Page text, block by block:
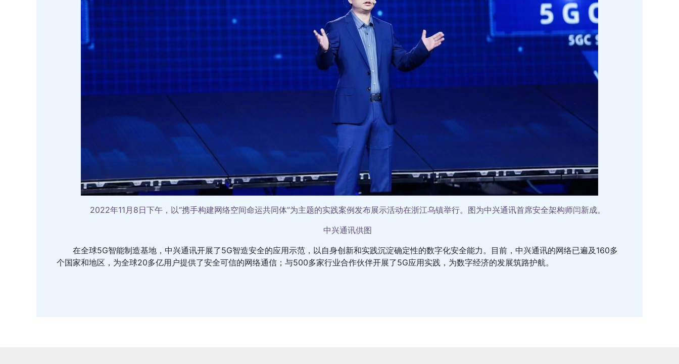
2022年11月8日下午，以“携手构建网络空间命运共同体”为主题的实践案例发布展示活动在浙江乌镇举行。图为中兴通讯首席安全架构师闫新成。
中兴通讯供图
在全球5G智能制造基地，中兴通讯开展了5G智造安全的应用示范，以自身创新和实践沉淀确定性的数字化安全能力。目前，中兴通讯的网络已遍及160多
个国家和地区，为全球20多亿用户提供了安全可信的网络通信；与500多家行业合作伙伴开展了5G应用实践，为数字经济的发展筑路护航。